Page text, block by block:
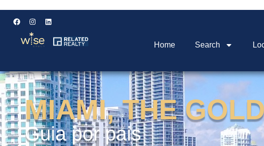
Home Search
MIAMI, THE
Guia por pais